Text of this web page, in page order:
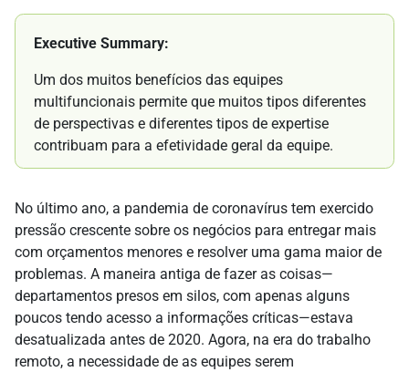
Executive Summary:
Um dos muitos benefícios das equipes
multifuncionais permite que muitos tipos diferentes
de perspectivas e diferentes tipos de expertise
contribuam para a efetividade geral da equipe.
No último ano, a pandemia de coronavírus tem exercido
pressão crescente sobre os negócios para entregar mais
com orçamentos menores e resolver uma gama maior de
problemas. A maneira antiga de fazer as coisas—
departamentos presos em silos, com apenas alguns
poucos tendo acesso a informações críticas—estava
desatualizada antes de 2020. Agora, na era do trabalho
remoto, a necessidade de as equipes serem